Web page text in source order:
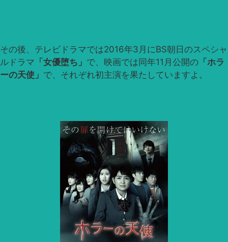
その後、テレビドラマでは2016年3月にBS朝日のスペシャ
ルドラマ 「女優堕ち」 で、映画では同年11月公開の 「ホラ
ーの天使」 で、それぞれ初主演を果たしていますよ。